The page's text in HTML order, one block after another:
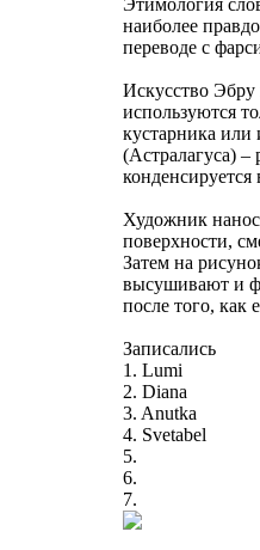
Этимология
наиболее
переводе с
Искусство Эбру
используются
кустарника или
(Астралагуса)
Художник
поверхности,
Затем на
высушивают и
после того, как
Записались
1. Lumi
2. Diana
3. Anutka
4. Svetabel
5.
6.
7.